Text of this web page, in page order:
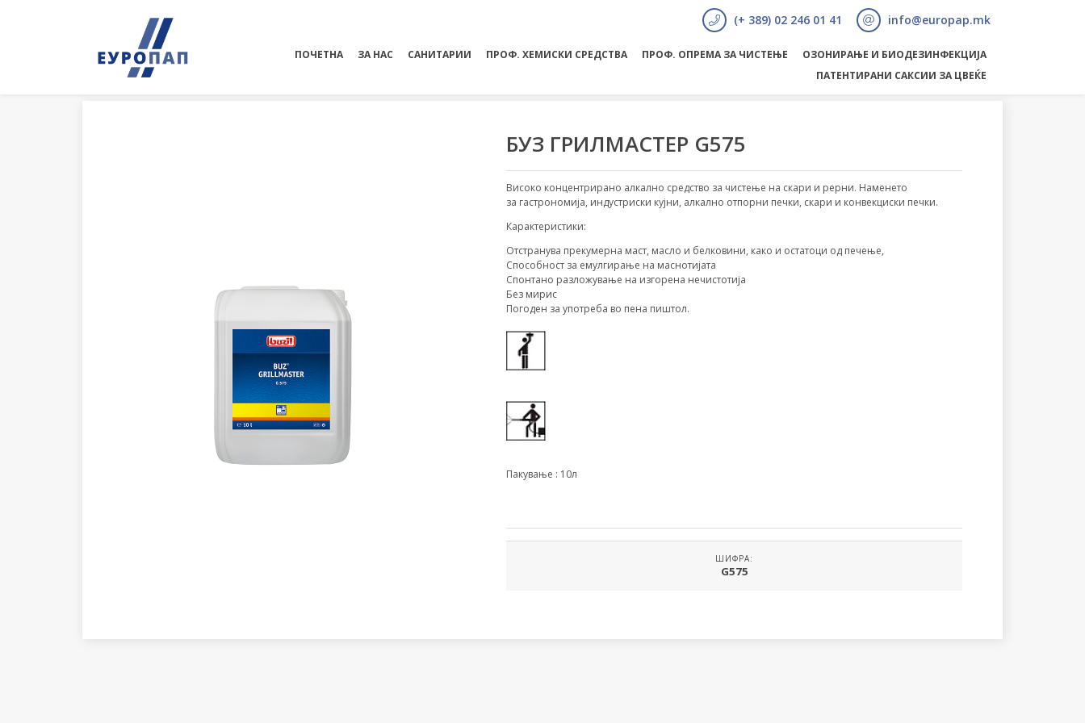
(+ 389) 02 246 01 41 info@europap.mk
ПОЧЕТНА ЗА НАС САНИТАРИИ ПРОФ. ХЕМИСКИ СРЕДСТВА ПРОФ. ОПРЕМА ЗА ЧИСТЕЊЕ
ОЗОНИРАЊЕ И БИОДЕЗИНФЕКЦИЈА
ПАТЕНТИРАНИ САКСИИ ЗА ЦВЕЌЕ
БУЗ ГРИЛМАСТЕР G575
Високо концентрирано алкално средство за чистење на скари и рерни. Наменето
за гастрономија, индустриски кујни, алкално отпорни печки, скари и конвекциски печки.
Карактеристики:
Отстранува прекумерна маст, масло и белковини, како и остатоци од печење,
Способност за емулгирање на маснотијата
Спонтано разложување на изгорена нечистотија
Без мирис
Погоден за употреба во пена пиштол.
Пакување : 10л
ШИФРА:
G575